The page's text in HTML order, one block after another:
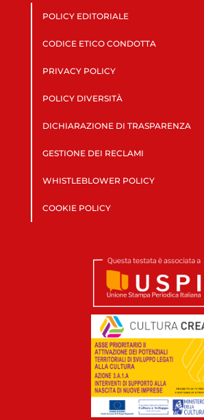
POLICY EDITORIALE
CODICE ETICO CONDOTTA
PRIVACY POLICY
POLICY DIVERSITÀ
DICHIARAZIONE DI TRASPARENZA
GESTIONE DEI RECLAMI
WHISTLEBLOWER POLICY
COOKIE POLICY